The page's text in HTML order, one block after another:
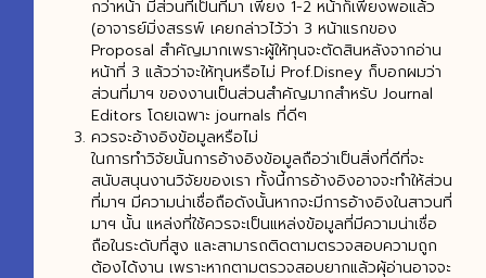
กว่าหน้า มีส่วนที่เป็นที่มา เพียง 1-2 หน้าก็เพียงพอแล้ว
(อาจารย์มิ่งสรรพ์ เคยกล่าวไว้ว่า 3 หน้าแรกของ
Proposal สำคัญมากเพราะผู้ให้ทุนจะตัดสินหลังจากอ่าน
หน้าที่ 3 แล้วว่าจะให้ทุนหรือไม่ Prof.Disney ก็บอกผมว่า
ส่วนที่มาฯ ของงานเป็นส่วนสำคัญมากสำหรับ Journal
Editors โดยเฉพาะ journals ที่ดีๆ
ควรจะอ้างอิงข้อมูลหรือไม่
ในการทำวิจัยนั้นการอ้างอิงข้อมูลถือว่าเป็นสิ่งที่ดีที่จะ
สนับสนุนงานวิจัยของเรา ทั้งนี้การอ้างอิงอาจจะทำให้ส่วน
ที่มาฯ มีความน่าเชื่อถือดังนั้นหากจะมีการอ้างอิงในสาวนที่
มาฯ นั้น แหล่งที่ใช้ควรจะเป็นแหล่งข้อมูลที่มีความน่าเชื่อ
ถือในระดับที่สูง และสามารถติดตามตรวจสอบความถูก
ต้องได้งาน เพราะหากตามตรวจสอบยากแล้วผุ้อ่านอาจจะ